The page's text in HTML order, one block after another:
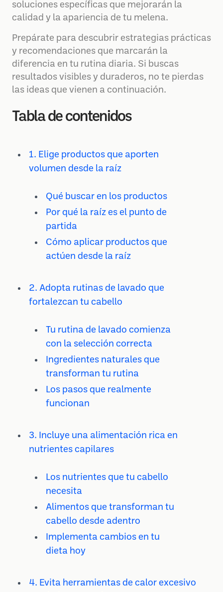
soluciones específicas que mejorarán la
calidad y la apariencia de tu melena.
Prepárate para descubrir estrategias prácticas
y recomendaciones que marcarán la
diferencia en tu rutina diaria. Si buscas
resultados visibles y duraderos, no te pierdas
las ideas que vienen a continuación.
Tabla de contenidos
1. Elige productos que aporten
volumen desde la raíz
Qué buscar en los productos
Por qué la raíz es el punto de
partida
Cómo aplicar productos que
actúen desde la raíz
2. Adopta rutinas de lavado que
fortalezcan tu cabello
Tu rutina de lavado comienza
con la selección correcta
Ingredientes naturales que
transforman tu rutina
Los pasos que realmente
funcionan
3. Incluye una alimentación rica en
nutrientes capilares
Los nutrientes que tu cabello
necesita
Alimentos que transforman tu
cabello desde adentro
Implementa cambios en tu
dieta hoy
4. Evita herramientas de calor excesivo